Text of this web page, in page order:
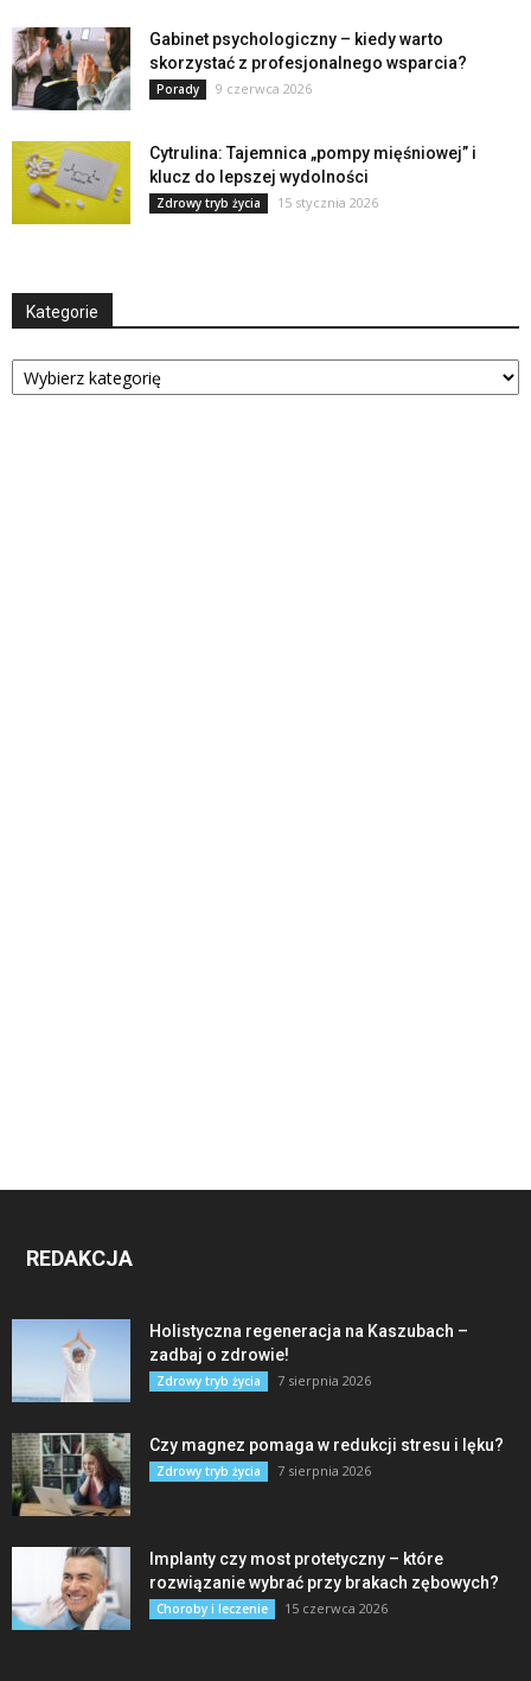
Gabinet psychologiczny – kiedy warto
skorzystać z profesjonalnego wsparcia?
Porady 9 czerwca 2026
Cytrulina: Tajemnica „pompy mięśniowej” i
klucz do lepszej wydolności
Zdrowy tryb życia 15 stycznia 2026
Kategorie
Kategorie
REDAKCJA
Holistyczna regeneracja na Kaszubach –
zadbaj o zdrowie!
Zdrowy tryb życia 7 sierpnia 2026
Czy magnez pomaga w redukcji stresu i lęku?
Zdrowy tryb życia 7 sierpnia 2026
Implanty czy most protetyczny – które
rozwiązanie wybrać przy brakach zębowych?
Choroby i leczenie 15 czerwca 2026